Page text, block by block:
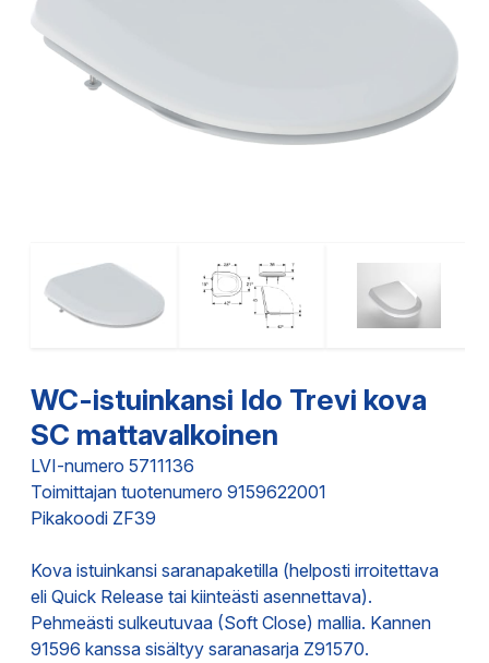
WC-istuinkansi Ido Trevi kova
SC mattavalkoinen
LVI-numero 5711136
Toimittajan tuotenumero 9159622001
Pikakoodi ZF39
Kova istuinkansi saranapaketilla (helposti irroitettava
eli Quick Release tai kiinteästi asennettava).
Pehmeästi sulkeutuvaa (Soft Close) mallia. Kannen
91596 kanssa sisältyy saranasarja Z91570.